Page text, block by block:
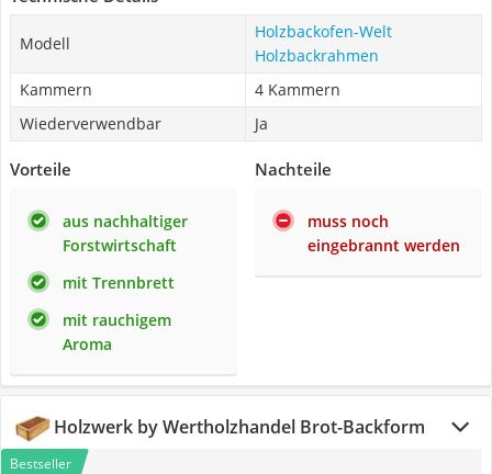
Modell
Holzbackofen-Welt
Holzbackrahmen
Kammern
4 Kammern
Wiederverwendbar
Ja
Vorteile
aus nachhaltiger
Forstwirtschaft
mit Trennbrett
mit rauchigem
Aroma
Nachteile
muss noch
eingebrannt werden
Holzwerk by Wertholzhandel Brot-Backform
Bestseller